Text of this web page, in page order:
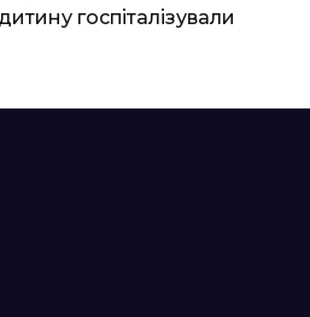
госпіталізували